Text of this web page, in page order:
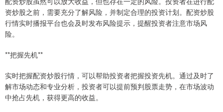
资炒股之前，需要充分了解风险，并制定合理的投资计划。配资炒股
行情实时播报平台也会及时发布风险提示，提醒投资者注意市场风
险。
**把握先机**
实时把握配资炒股行情，可以帮助投资者把握投资先机。通过及时了
解市场动态和专业分析，投资者可以提前预判股票走势，在市场波动
中抢占先机，获得更高的收益。